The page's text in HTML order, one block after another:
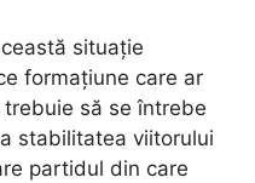
situație
formațiune care ar
să se întrebe
stabilitatea viitorului
partidul din care